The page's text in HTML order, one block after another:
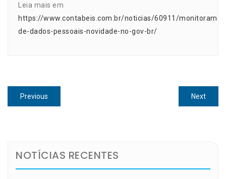
Leia mais em
https://www.contabeis.com.br/noticias/60911/
de-dados-pessoais-novidade-no-gov-br/
Navegação
de
Previous
post:
NextNext
post:
NOTÍCIAS RECENTES